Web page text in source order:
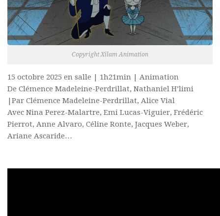
Copyright Xilam Animation
15 octobre 2025 en salle | 1h21min | Animation
De Clémence Madeleine-Perdrillat, Nathaniel H’limi
|Par Clémence Madeleine-Perdrillat, Alice Vial
Avec Nina Perez-Malartre, Emi Lucas-Viguier, Frédéric
Pierrot, Anne Alvaro, Céline Ronte, Jacques Weber,
Ariane Ascaride…